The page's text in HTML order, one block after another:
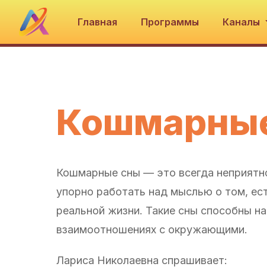
Главная Программы Каналы
Кошмарные сны — это всегда
упорно работать над мыслью о том,
реальной жизни. Такие сны способны
взаимоотношениях с окружающими.
Лариса Николаевна спрашивает: